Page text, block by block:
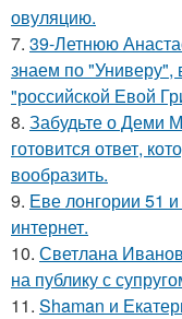
овуляцию.
7. 39-Летнюю
знаем по "Универу",
"российской Евой
8. Забудьте о Деми
готовится ответ,
вообразить.
9. Еве лонгории 51
интернет.
10. Светлана
на публику с
11. Shaman и